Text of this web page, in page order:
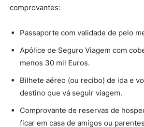
comprovantes:
Passaporte com validade de pelo
Apólice de Seguro Viagem com
menos 30 mil Euros.
Bilhete aéreo (ou recibo) de ida e
destino que vá seguir viagem.
Comprovante de reservas de
ficar em casa de amigos ou